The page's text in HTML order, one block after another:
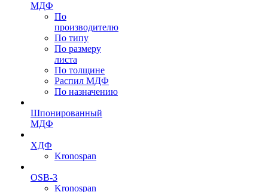
МДФ
По
производителю
По типу
По размеру
листа
По толщине
Распил МДФ
По назначению
Шпонированный
МДФ
ХДФ
Kronospan
OSB-3
Kronospan